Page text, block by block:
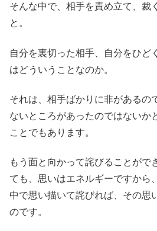
そんな中で、相手を責め立て、裁
と。
自分を裏切った相手、自分をひど
はどういうことなのか。
それは、相手ばかりに非があるの
ないところがあったのではないか
ことでもあります。
もう面と向かって詫びることがで
ても、思いはエネルギーですから
中で思い描いて詫びれば、その思
のです。